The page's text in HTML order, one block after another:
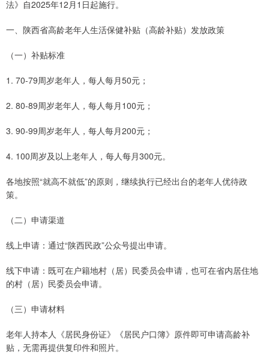
法》自2025年12月1日起施行。
一、陕西省高龄老年人生活保健补贴（高龄补贴）发放政策
（一）补贴标准
1. 70-79周岁老年人，每人每月50元；
2. 80-89周岁老年人，每人每月100元；
3. 90-99周岁老年人，每人每月200元；
4. 100周岁及以上老年人，每人每月300元。
各地按照“就高不就低”的原则，继续执行已经出台的老年人优待政
策。
（二）申请渠道
线上申请：通过“陕西民政”公众号提出申请。
线下申请：既可在户籍地村（居）民委员会申请，也可在省内居住地
的村（居）民委员会申请。
（三）申请材料
老年人持本人《居民身份证》《居民户口簿》原件即可申请高龄补
贴，无需再提供复印件和照片。